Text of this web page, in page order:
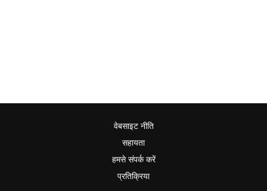
वेबसाइट नीति
सहायता
हमसे संपर्क करें
प्रतिक्रिया